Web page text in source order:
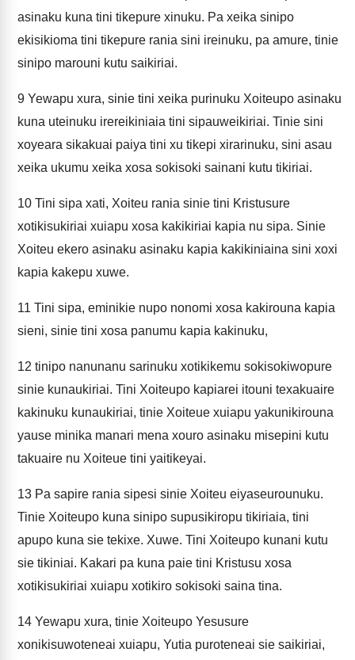
asinaku kuna tini tikepure xinuku. Pa xeika sinipo
ekisikioma tini tikepure rania sini ireinuku, pa amure, tinie
sinipo marouni kutu saikiriai.
9 Yewapu xura, sinie tini xeika purinuku Xoiteupo asinaku
kuna uteinuku irereikiniaia tini sipauweikiriai. Tinie sini
xoyeara sikakuai paiya tini xu tikepi xirarinuku, sini asau
xeika ukumu xeika xosa sokisoki sainani kutu tikiriai.
10 Tini sipa xati, Xoiteu rania sinie tini Kristusure
xotikisukiriai xuiapu xosa kakikiriai kapia nu sipa. Sinie
Xoiteu ekero asinaku asinaku kapia kakikiniaina sini xoxi
kapia kakepu xuwe.
11 Tini sipa, eminikie nupo nonomi xosa kakirouna kapia
sieni, sinie tini xosa panumu kapia kakinuku,
12 tinipo nanunanu sarinuku xotikikemu sokisokiwopure
sinie kunaukiriai. Tini Xoiteupo kapiarei itouni texakuaire
kakinuku kunaukiriai, tinie Xoiteue xuiapu yakunikirouna
yause minika manari mena xouro asinaku misepini kutu
takuaire nu Xoiteue tini yaitikeyai.
13 Pa sapire rania sipesi sinie Xoiteu eiyaseurounuku.
Tinie Xoiteupo kuna sinipo supusikiropu tikiriaia, tini
apupo kuna sie tekixe. Xuwe. Tini Xoiteupo kunani kutu
sie tikiniai. Kakari pa kuna paie tini Kristusu xosa
xotikisukiriai xuiapu xotikiro sokisoki saina tina.
14 Yewapu xura, tinie Xoiteupo Yesusure
xonikisuwoteneai xuiapu, Yutia puroteneai sie saikiriai,